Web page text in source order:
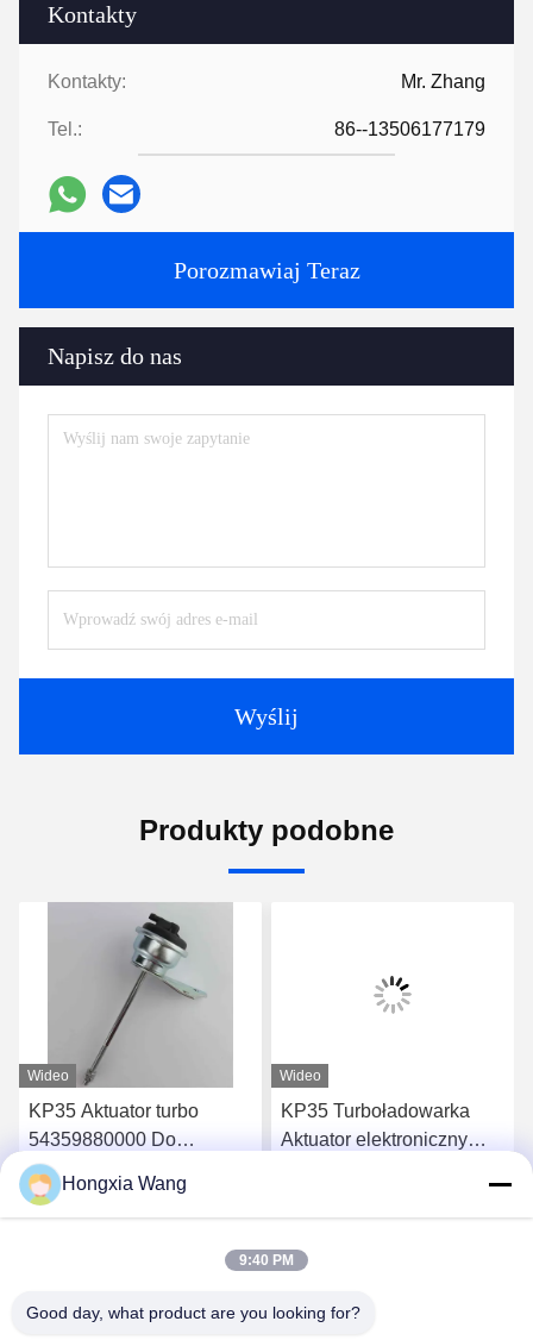
Kontakty
Kontakty: Mr. Zhang
Tel.: 86--13506177179
Porozmawiaj Teraz
Napisz do nas
Wyślij
Produkty podobne
Wideo
KP35 Aktuator turbo
54359880000 Do
14411BN700 8200351439
8200409030 Turbo
Porozmawiaj Teraz
Wideo
KP35 Turboładowarka
Aktuator elektroniczny
7701476891 Turbo
Porozmawiaj Teraz
Hongxia Wang
9:40 PM
Good day, what product are you looking for?